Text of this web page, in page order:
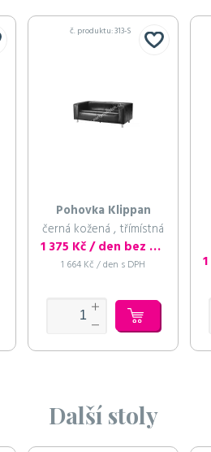
č. produktu: 313-S
Pohovka Klippan
černá kožená , třímístná
1 375 Kč / den bez DPH
1 664 Kč / den s DPH
Další stoly